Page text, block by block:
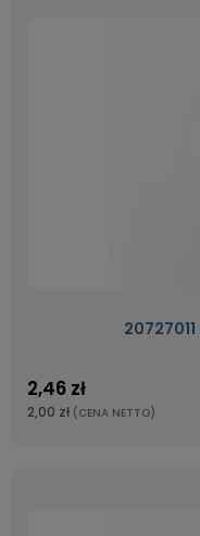
2,46 zł
2,00 zł (CENA NETTO)